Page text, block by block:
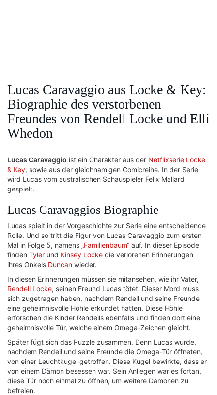
Lucas Caravaggio aus Locke & Key:
Biographie des verstorbenen
Freundes von Rendell Locke und Elli
Whedon
Lucas Caravaggio ist ein Charakter aus der Netflixserie Locke
& Key, sowie aus der gleichnamigen Comicreihe. In der Serie
wird Lucas vom australischen Schauspieler Felix Mallard
gespielt.
Lucas Caravaggios Biographie
Lucas spielt in der Vorgeschichte zur Serie eine entscheidende
Rolle. Und so tritt die Figur von Lucas Caravaggio zum ersten
Mal in Folge 5, namens „Familienbaum“ auf. In dieser Episode
finden Tyler und Kinsey Locke die verlorenen Erinnerungen
ihres Onkels Duncan wieder.
In diesen Erinnerungen müssen sie mitansehen, wie ihr Vater,
Rendell Locke, seinen Freund Lucas tötet. Dieser Mord muss
sich zugetragen haben, nachdem Rendell und seine Freunde
eine geheimnisvolle Höhle erkundet hatten. Diese Höhle
erforschen die Kinder Rendells ebenfalls und finden dort eine
geheimnisvolle Tür, welche einem Omega-Zeichen gleicht.
Später fügt sich das Puzzle zusammen. Denn Lucas wurde,
nachdem Rendell und seine Freunde die Omega-Tür öffneten,
von einer Leuchtkugel getroffen. Diese Kugel bewirkte, dass er
von einem Dämon besessen war. Sein Anliegen war es fortan,
diese Tür noch einmal zu öffnen, um weitere Dämonen zu
befreien.